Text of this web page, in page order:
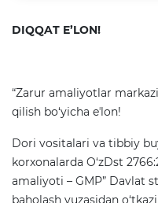
DIQQAT E’LON!
“Zarur amaliyotlar
qilish bo‘yicha eʼlon!
Dori vositalari va tibbiy
korxonalarda O‘zDst
amaliyoti – GMP” Davlat
baholash yuzasidan